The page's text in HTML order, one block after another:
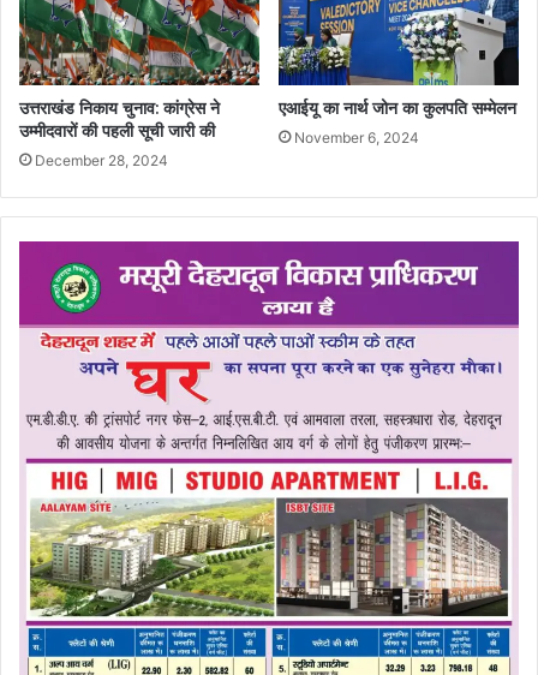
उत्तराखंड निकाय चुनाव: कांग्रेस ने
उम्मीदवारों की पहली सूची जारी की
December 28, 2024
एआईयू का नार्थ जोन का कुलपति सम्मेलन
November 6, 2024